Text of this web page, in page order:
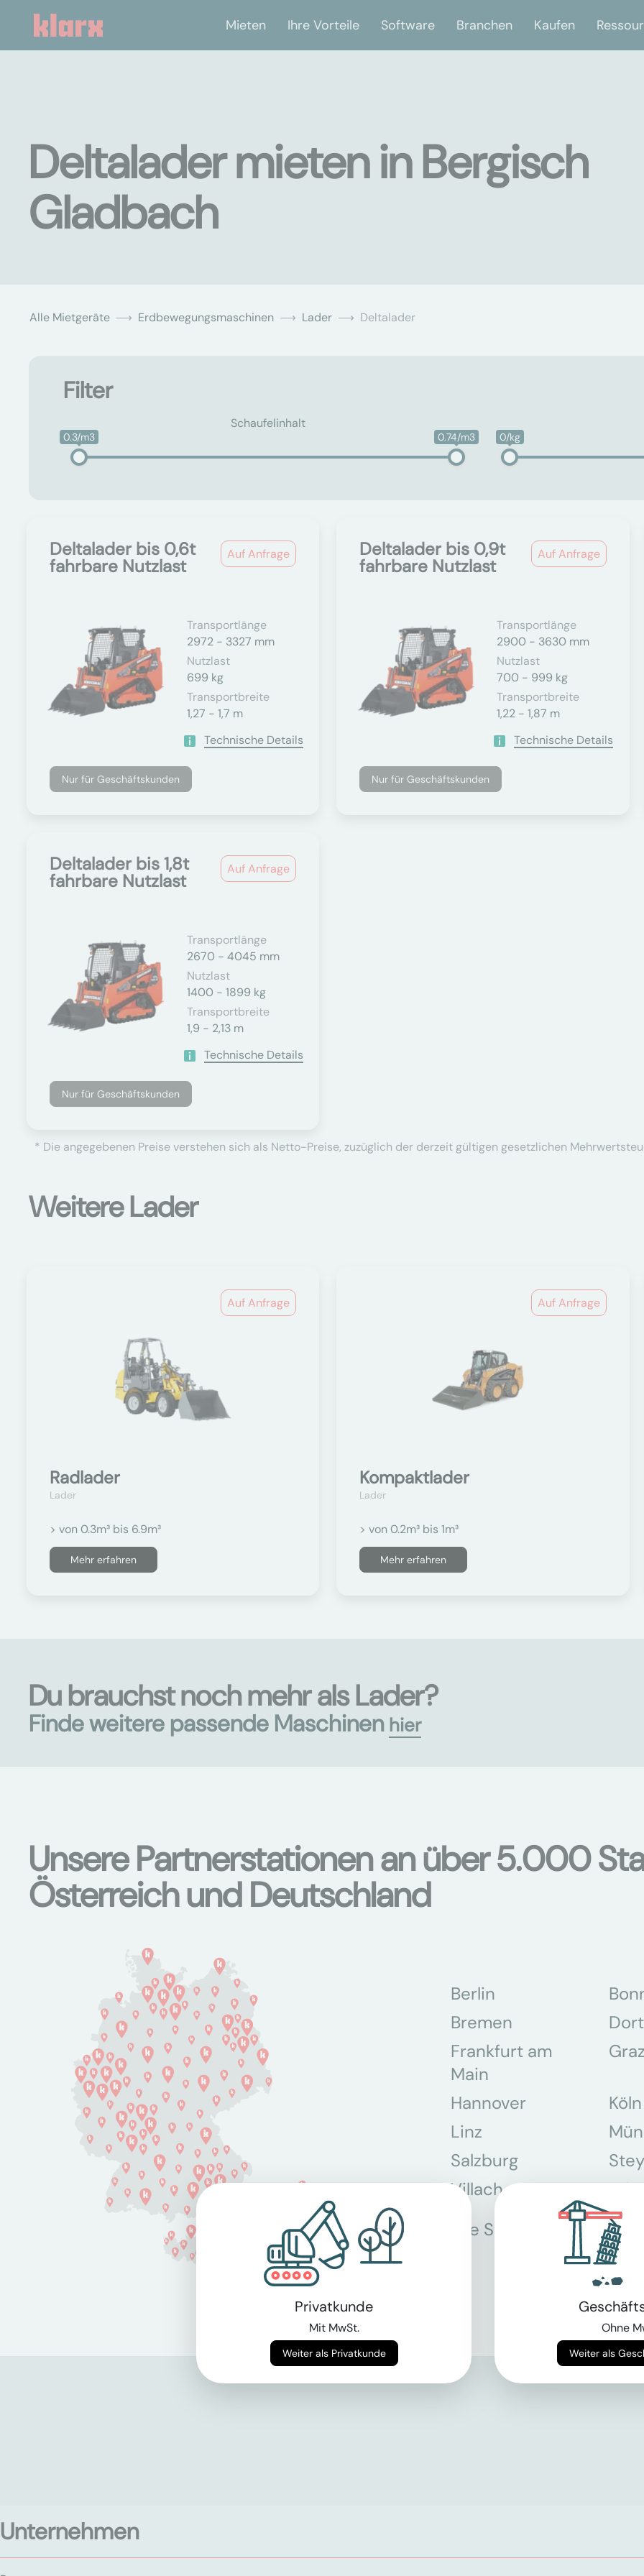
Mieten Ihre Vorteile Software Branchen Kaufen
Deltalader mieten in Bergisch
Gladbach
Alle Mietgeräte Erdbewegungsmaschinen Lader Deltalader
Filter
Schaufelinhalt
0.3/m3 0.74/m3 0/kg
Auf Anfrage
Deltalader bis 0,6t
fahrbare Nutzlast
Transportlänge
2972 - 3327 mm
Nutzlast
699 kg
Transportbreite
1,27 - 1,7 m
Technische Details
Nur für Geschäftskunden
Auf Anfrage
Deltalader bis 0,9t
fahrbare Nutzlast
Transportlänge
2900 - 3630 mm
Nutzlast
700 - 999 kg
Transportbreite
1,22 - 1,87 m
Technische Details
Nur für Geschäftskunden
Auf Anfrage
Deltalader bis 1,8t
fahrbare Nutzlast
Transportlänge
2670 - 4045 mm
Nutzlast
1400 - 1899 kg
Transportbreite
1,9 - 2,13 m
Technische Details
Nur für Geschäftskunden
* Die angegebenen Preise verstehen sich als Netto-Preise, zuzüglich der derzeit gültigen gesetzlichen
Weitere Lader
Auf Anfrage
Radlader
Lader
> von 0.3m³ bis 6.9m³
Mehr erfahren
Auf Anfrage
Kompaktlader
Lader
> von 0.2m³ bis 1m³
Mehr erfahren
Du brauchst noch mehr als Lader?
Finde weitere passende Maschinen hier
Unsere Partnerstationen an über 5.000
Österreich und Deutschland
Berlin
Bremen
Frankfurt am
Main
Hannover
Köln
Linz
Salzburg
Villach
Alle Standorte
Unternehmen
Privatkunde
Mit MwSt.
Weiter als Privatkunde
Ohne
Weiter als